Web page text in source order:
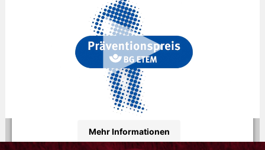
YouTube Video-Service zu laden!
Wir verwenden einen Service eines Drittanbieters, um
Videoinhalte einzubetten. Dieser Service kann Daten
zu Ihren Aktivitäten sammeln. Bitte lesen Sie die
Details durch und stimmen Sie der Nutzung des
Service zu, um dieses Video anzusehen.
Mehr Informationen